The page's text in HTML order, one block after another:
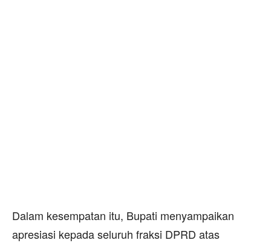
Dalam kesempatan itu, Bupati menyampaikan
apresiasi kepada seluruh fraksi DPRD atas